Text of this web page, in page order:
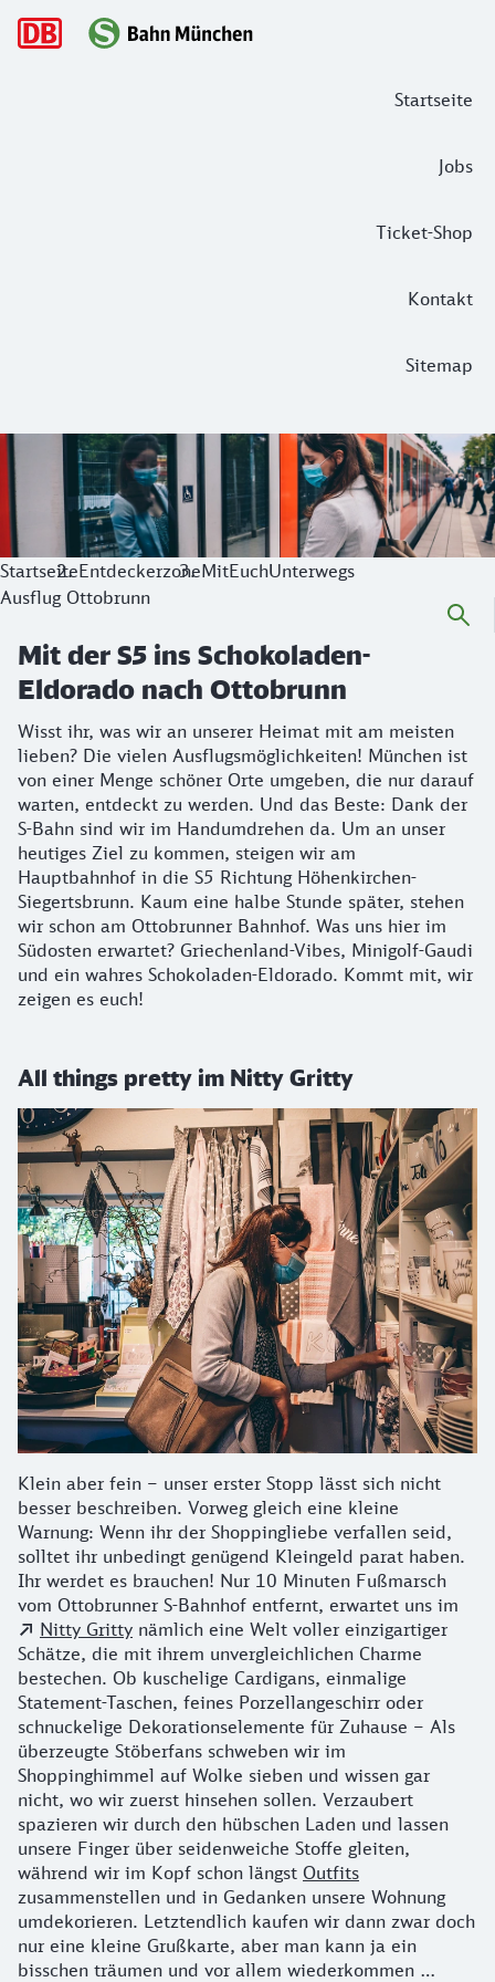
Startseite
Jobs
Ticket-Shop
Kontakt
Sitemap
Hauptnavigation
Mit der S5 ins Schokoladen-Eldorado
Wisst ihr, was wir an unserer Heimat mit am meisten
StartseiteEntdeckerzoneMitEuchUnterwegs
Ausflug Ottobrunn
Mit der S5 ins Schokoladen-
Eldorado nach Ottobrunn
Wisst ihr, was wir an unserer Heimat mit am meisten
lieben? Die vielen Ausflugsmöglichkeiten! München ist
von einer Menge schöner Orte umgeben, die nur darauf
warten, entdeckt zu werden. Und das Beste: Dank der
S-Bahn sind wir im Handumdrehen da. Um an unser
heutiges Ziel zu kommen, steigen wir am
Hauptbahnhof in die S5 Richtung Höhenkirchen-
Siegertsbrunn. Kaum eine halbe Stunde später, stehen
wir schon am Ottobrunner Bahnhof. Was uns hier im
Südosten erwartet? Griechenland-Vibes, Minigolf-Gaudi
und ein wahres Schokoladen-Eldorado. Kommt mit, wir
zeigen es euch!
All things pretty im Nitty Gritty
Klein aber fein – unser erster Stopp lässt sich nicht
besser beschreiben. Vorweg gleich eine kleine
Warnung: Wenn ihr der Shoppingliebe verfallen seid,
solltet ihr unbedingt genügend Kleingeld parat haben.
Ihr werdet es brauchen! Nur 10 Minuten Fußmarsch
vom Ottobrunner S-Bahnhof entfernt, erwartet uns im
Nitty Gritty nämlich eine Welt voller einzigartiger
Schätze, die mit ihrem unvergleichlichen Charme
bestechen. Ob kuschelige Cardigans, einmalige
Statement-Taschen, feines Porzellangeschirr oder
schnuckelige Dekorationselemente für Zuhause – Als
überzeugte Stöberfans schweben wir im
Shoppinghimmel auf Wolke sieben und wissen gar
nicht, wo wir zuerst hinsehen sollen. Verzaubert
spazieren wir durch den hübschen Laden und lassen
unsere Finger über seidenweiche Stoffe gleiten,
während wir im Kopf schon längst Outfits
zusammenstellen und in Gedanken unsere Wohnung
umdekorieren. Letztendlich kaufen wir dann zwar doch
nur eine kleine Grußkarte, aber man kann ja ein
bisschen träumen und vor allem wiederkommen …